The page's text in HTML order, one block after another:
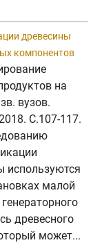
древесины
компонентов
на
вузов.
C.107-117.
используются
малой
древесного
может...